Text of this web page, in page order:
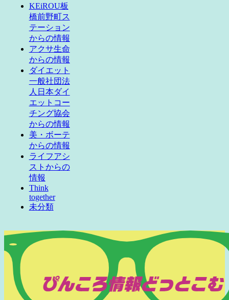
KEiROU板
橋前野町ス
テーション
からの情報
アクサ生命
からの情報
ダイエット
一般社団法
人日本ダイ
エットコー
チング協会
からの情報
美・ボーテ
からの情報
ライフアシ
ストからの
情報
Think
together
未分類